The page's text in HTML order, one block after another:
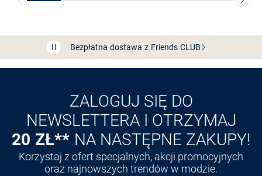
Przedłużenie czasu zwrotu towaru: 60 dni
Odkryj aplikację VANGRAAF
ZALOGUJ SIĘ DO
NEWSLETTERA I OTRZYMAJ
20 ZŁ** NA NASTĘPNE ZAKUPY!
Korzystaj z ofert specjalnych, akcji promocyjnych
oraz najnowszych trendów w modzie.